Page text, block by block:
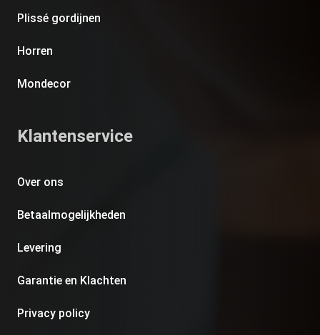
Plissé gordijnen
Horren
Mondecor
Klantenservice
Over ons
Betaalmogelijkheden
Levering
Garantie en Klachten
Privacy policy